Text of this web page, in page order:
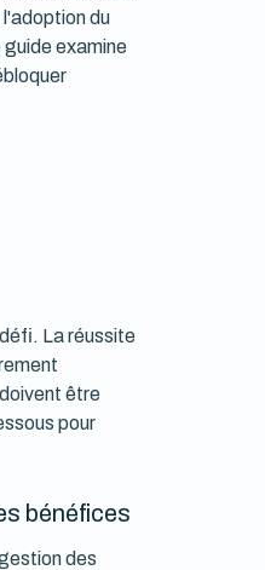
du
examine
La réussite
être
pour
bénéfices
des